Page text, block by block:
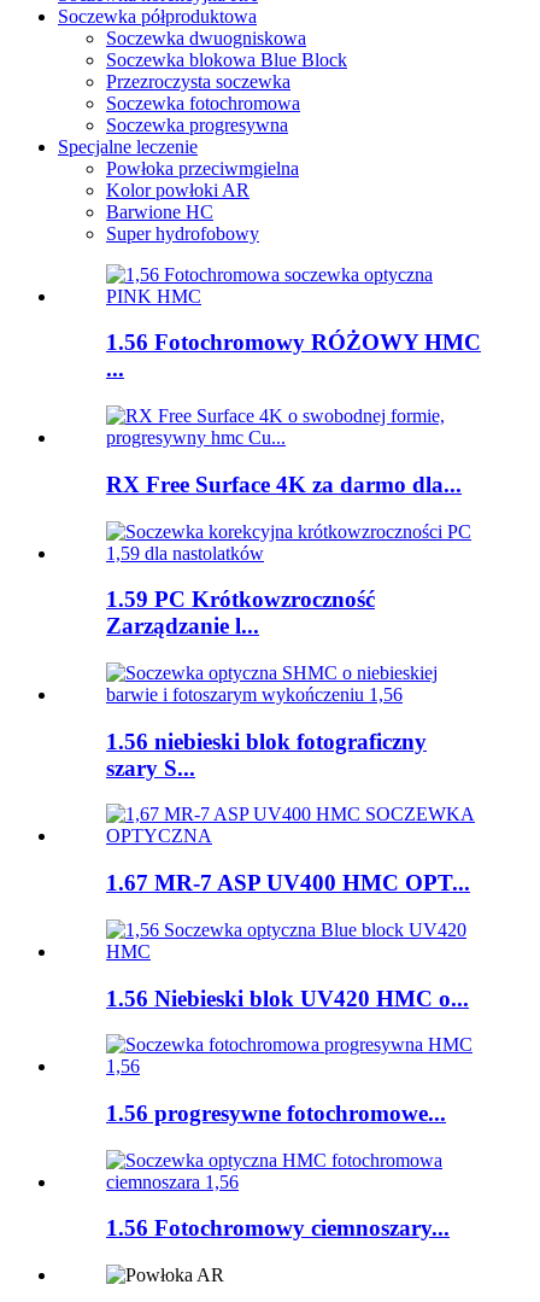
Soczewka półproduktowa
Soczewka dwuogniskowa
Soczewka blokowa Blue Block
Przezroczysta soczewka
Soczewka fotochromowa
Soczewka progresywna
Specjalne leczenie
Powłoka przeciwmgielna
Kolor powłoki AR
Barwione HC
Super hydrofobowy
1.56 Fotochromowy RÓŻOWY HMC
...
RX Free Surface 4K za darmo dla...
1.59 PC Krótkowzroczność
Zarządzanie l...
1.56 niebieski blok fotograficzny
szary S...
1.67 MR-7 ASP UV400 HMC OPT...
1.56 Niebieski blok UV420 HMC o...
1.56 progresywne fotochromowe...
1.56 Fotochromowy ciemnoszary...